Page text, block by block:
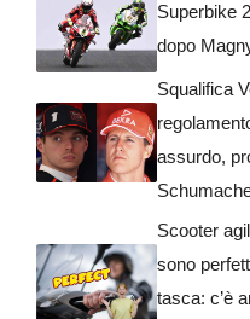
Superbike
dopo
Squalifica
assurdo,
Scooter
sono
tasca: c’è